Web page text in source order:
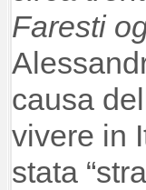
Faresti
causa
vivere in
stata